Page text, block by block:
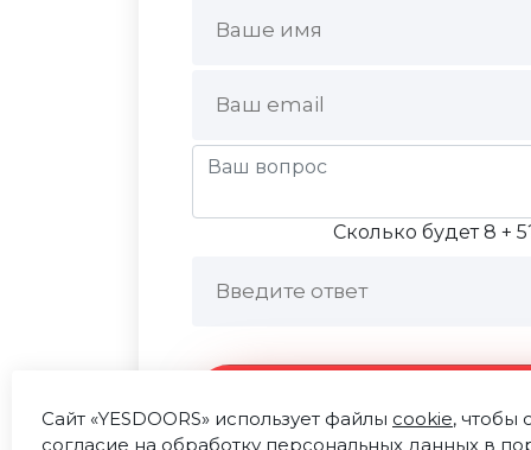
Сколько будет 8 +
Сайт «YESDOORS» использует файлы cookie, чтобы
согласие на обработку персональных данных в